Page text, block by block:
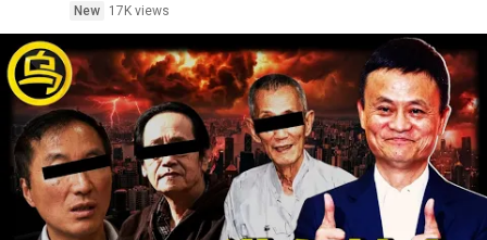
New
17K views